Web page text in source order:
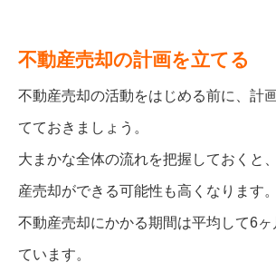
不動産売却の計画を立てる
不動産売却の活動をはじめる前に、計
てておきましょう。
大まかな全体の流れを把握しておくと
産売却ができる可能性も高くなります。
不動産売却にかかる期間は平均して6
ています。